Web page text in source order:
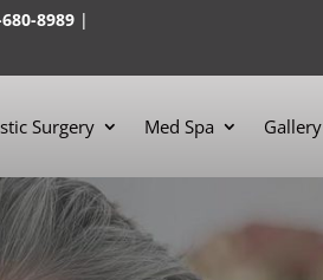
8989|
Surgery Med Spa Gallery